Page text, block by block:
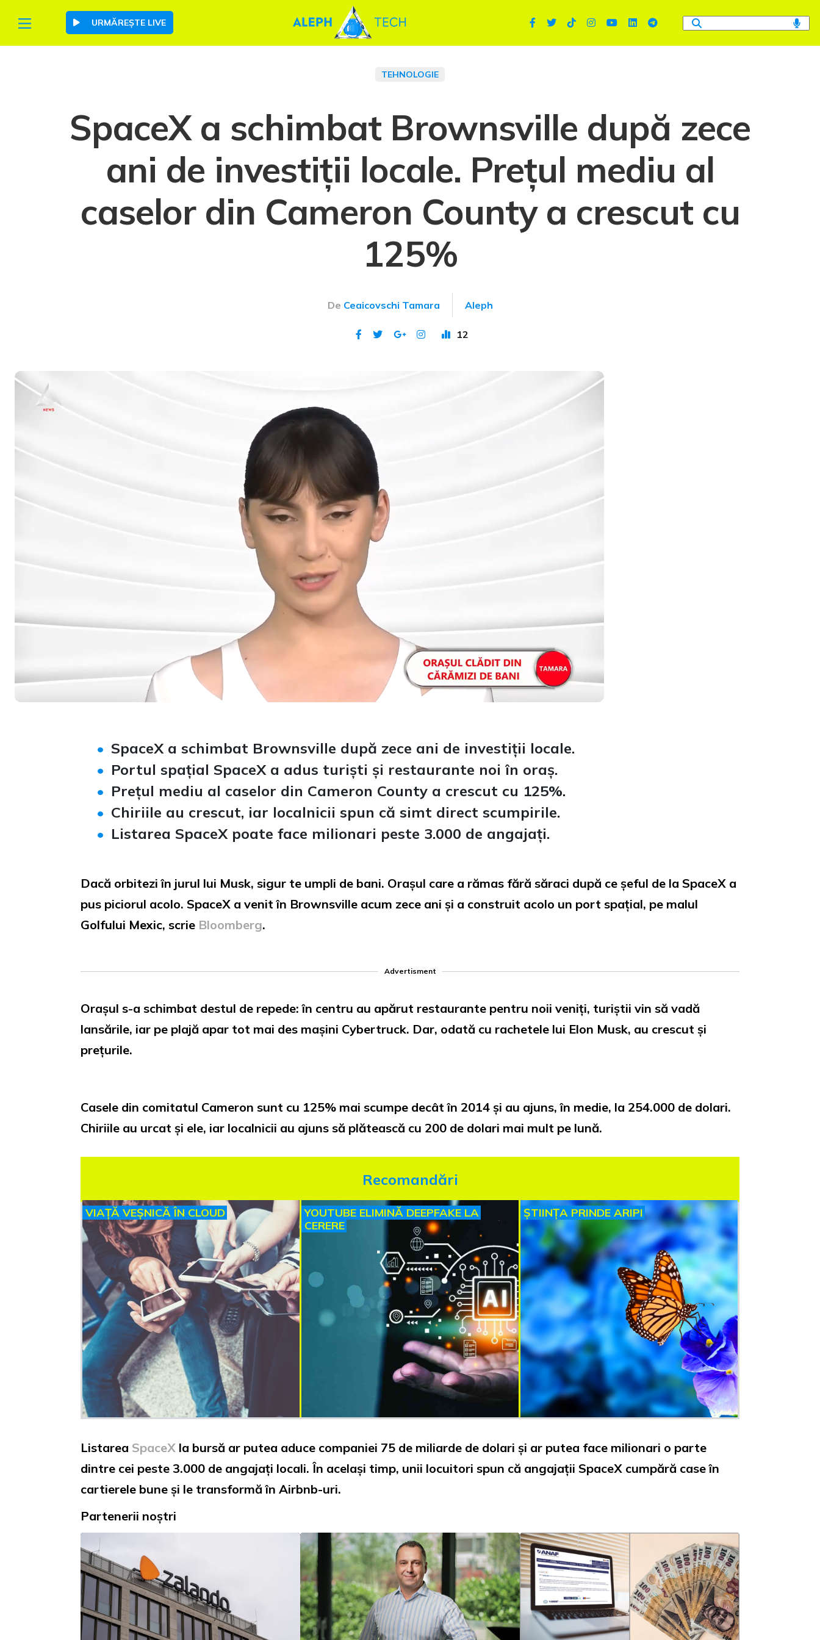
URMĂREȘTE LIVE
TEHNOLOGIE
SpaceX a schimbat Brownsville după zece
ani de investiții locale. Prețul mediu al
caselor din Cameron County a crescut cu
125%
De Ceaicovschi Tamara Aleph
12
15.70%
SpaceX a schimbat Brownsville după zece ani de investiții locale.
Portul spațial SpaceX a adus turiști și restaurante noi în oraș.
Prețul mediu al caselor din Cameron County a crescut cu 125%.
Chiriile au crescut, iar localnicii spun că simt direct scumpirile.
Listarea SpaceX poate face milionari peste 3.000 de angajați.
Dacă orbitezi în jurul lui Musk, sigur te umpli de bani. Orașul care a rămas fără săraci după ce șeful de la SpaceX a
pus piciorul acolo. SpaceX a venit în Brownsville acum zece ani și a construit acolo un port spațial, pe malul
Golfului Mexic, scrie Bloomberg.
Advertisment
Orașul s-a schimbat destul de repede: în centru au apărut restaurante pentru noii veniți, turiștii vin să vadă
lansările, iar pe plajă apar tot mai des mașini Cybertruck. Dar, odată cu rachetele lui Elon Musk, au crescut și
prețurile.
Casele din comitatul Cameron sunt cu 125% mai scumpe decât în 2014 și au ajuns, în medie, la 254.000 de dolari.
Chiriile au urcat și ele, iar localnicii au ajuns să plătească cu 200 de dolari mai mult pe lună.
Recomandări
VIAȚĂ VEȘNICĂ ÎN CLOUD
YOUTUBE ELIMINĂ DEEPFAKE LA
CERERE
ȘTIINȚA PRINDE ARIPI
Listarea SpaceX la bursă ar putea aduce companiei 75 de miliarde de dolari și ar putea face milionari o parte
dintre cei peste 3.000 de angajați locali. În același timp, unii locuitori spun că angajații SpaceX cumpără case în
cartierele bune și le transformă în Airbnb-uri.
Partenerii noștri